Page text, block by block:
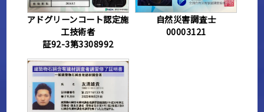
アドグリーンコート認定施
工技術者
証92-3第3308992
自然災害調査士
00003121